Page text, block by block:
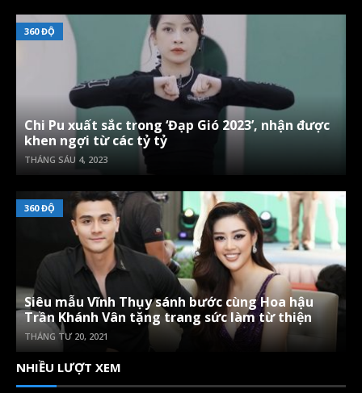
360 ĐỘ
Chi Pu xuất sắc trong ‘Đạp Gió 2023’, nhận được
khen ngợi từ các tỷ tỷ
THÁNG SÁU 4, 2023
360 ĐỘ
Siêu mẫu Vĩnh Thụy sánh bước cùng Hoa hậu
Trần Khánh Vân tặng trang sức làm từ thiện
THÁNG TƯ 20, 2021
NHIỀU LƯỢT XEM